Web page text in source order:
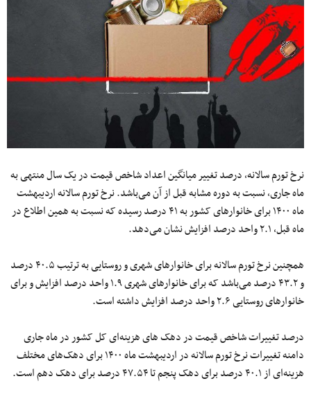
نرخ تورم سالانه، درصد تغییر میانگین اعداد شاخص قیمت در یک سال منتهی به
ماه جاری، نسبت به دوره مشابه قبل از آن می‌باشد. نرخ تورم سالانه اردیبهشت
ماه ١۴٠٠ برای خانوارهای کشور به ۴١ درصد رسیده که نسبت به همین اطلاع در
ماه قبل، ٢.١ واحد درصد افزایش نشان می‌دهد.
همچنین نرخ تورم سالانه برای خانوارهای شهری و روستایی به ترتیب ۴٠.۵ درصد
و ۴٣.٢ درصد می‌باشد که برای خانوارهای شهری ١.٩ واحد درصد افزایش و برای
خانوارهای روستایی ٢.۶ واحد درصد افزایش داشته است.
درصد تغییرات شاخص قیمت در دهک های هزینه‌ای کل کشور در ماه جاری
دامنه تغییرات نرخ تورم سالانه در اردیبهشت ماه ١۴٠٠ برای دهک‌های مختلف
هزینه‌ای از ۴٠.١ درصد برای دهک پنجم تا ۴٧.۵۴ درصد برای دهک دهم است.